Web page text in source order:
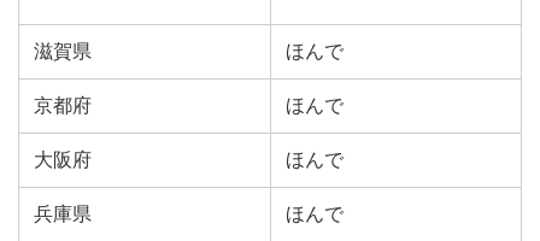
滋賀県 ほんで
京都府 ほんで
大阪府 ほんで
兵庫県 ほんで